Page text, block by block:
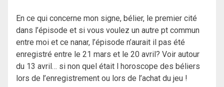
En ce qui concerne mon signe, bélier, le premier cité
dans l’épisode et si vous voulez un autre pt commun
entre moi et ce nanar, l’épisode n’aurait il pas été
enregistré entre le 21 mars et le 20 avril? Voir autour
du 13 avril… si non quel était l horoscope des béliers
lors de l’enregistrement ou lors de l’achat du jeu !